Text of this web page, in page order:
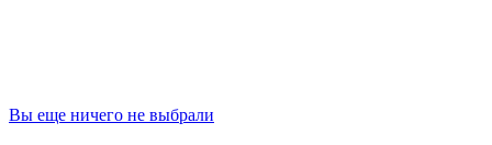
Вы еще ничего не выбрали